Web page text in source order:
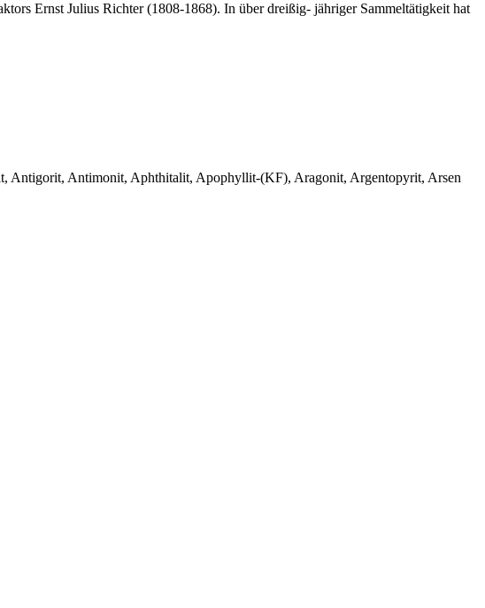
Ernst Julius Richter (1808-1868). In über dreißig- jähriger Sammeltätigkeit hat
Antigorit, Antimonit, Aphthitalit, Apophyllit-(KF), Aragonit, Argentopyrit, Arsen